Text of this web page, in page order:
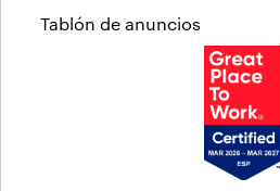
Tablón de anuncios